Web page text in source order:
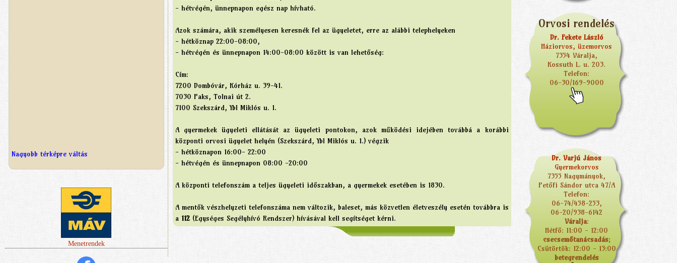
Nagyobb térképre váltás
Menetrendek
- hétvégén, ünnepnapon egész nap hívható.
Azok számára, akik személyesen keresnék fel az ügyeletet, erre az alábbi telephelyeken
- hétköznap 22:00-08:00,
- hétvégén és ünnepnapon 14:00-08:00 között is van lehetőség:
Cím:
7200 Dombóvár, Kórház u. 39-41.
7030 Paks, Tolnai út 2.
7100 Szekszárd, Ybl Miklós u. 1.
A gyermekek ügyeleti ellátását az ügyeleti pontokon, azok működési idejében továbbá a korábbi
központi orvosi ügyelet helyén (Szekszárd, Ybl Miklós u. 1.) végzik
- hétköznapon 16:00- 22:00
- hétvégén és ünnepnapon 08:00 -20:00
A központi telefonszám a teljes ügyeleti időszakban, a gyermekek esetében is 1830.
A mentők vészhelyzeti telefonszáma nem változik, baleset, más közvetlen életveszély esetén továbbra is
a 112(Egységes Segélyhívó Rendszer) hívásával kell segítséget kérni.
Orvosi rendelés
Dr. Fekete László
Háziorvos, üzemorvos
7354 Váralja,
Kossuth L. u. 203.
Telefon:
06-30/169-9000
Dr. Varjú János
Gyermekorvos
7355 Nagymányok,
Petőfi Sándor utca 47/A
Telefon:
06-74/458-253,
06-20/938-6142
Váralja:
Hétfő: 11:00 - 12:00
csecsemőtanácsadás;
Csütörtök: 12:00 - 13:00
betegrendelés